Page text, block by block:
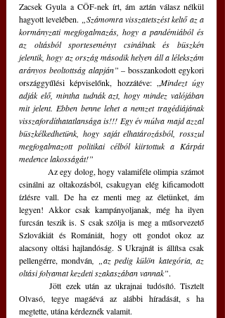
Zacsek Gyula a CÖF-nek írt, ám aztán válasz nélkül
hagyott levelében. „Számomra visszatetszést keltő az a
kormányzati megfogalmazás, hogy a pandémiából és
az oltásból sporteseményt csinálnak és büszkén
jelentik, hogy az ország második helyen áll a lélekszám
arányos beoltottság alapján” – bosszankodott egykori
országgyűlési képviselőnk, hozzátéve: „Mindezt úgy
adják elő, mintha tudnák azt, hogy mindez valójában
mit jelent. Ebben benne lehet a nemzet tragédiájának
visszafordíthatatlansága is!!! Egy év múlva majd azzal
büszkélkedhetünk, hogy saját elhatározásból, rosszul
megfogalmazott politikai célból kiirtottuk a Kárpát
medence lakosságát!”
csinálni az oltakozásból, csakugyan elég kificamodott
ízlésre vall. De ha ez menti meg az életünket, ám
legyen! Akkor csak kampányoljanak, még ha ilyen
furcsán teszik is. S csak szólja is meg a műsorvezető
Szlovákiát és Romániát, hogy ott gondot okoz az
alacsony oltási hajlandóság. S Ukrajnát is állítsa csak
pellengérre, mondván, „az pedig külön kategória, az
oltási folyamat kezdeti szakaszában vannak”.
	Jött ezek után az ukrajnai tudósító. Tisztelt
Olvasó, tegye magáévá az alábbi híradását, s ha
megtette, utána kérdeznék valamit.